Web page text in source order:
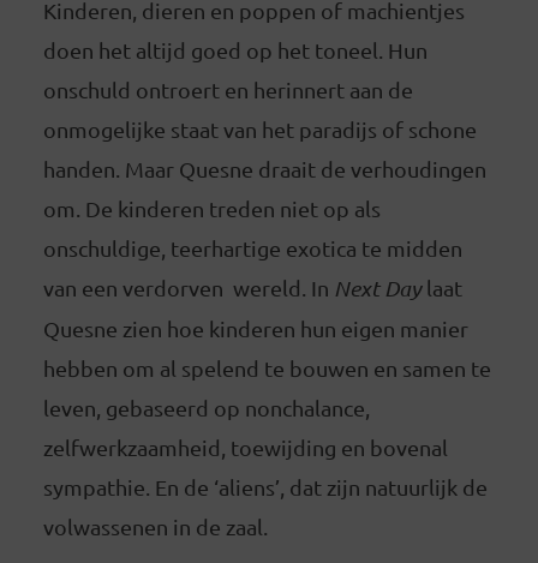
Kinderen, dieren en poppen of machientjes
doen het altijd goed op het toneel. Hun
onschuld ontroert en herinnert aan de
onmogelijke staat van het paradijs of schone
handen. Maar Quesne draait de verhoudingen
om. De kinderen treden niet op als
onschuldige, teerhartige exotica te midden
van een verdorven wereld. In Next Daylaat
Quesne zien hoe kinderen hun eigen manier
hebben om al spelend te bouwen en samen te
leven, gebaseerd op nonchalance,
zelfwerkzaamheid, toewijding en bovenal
sympathie. En de ‘aliens’, dat zijn natuurlijk de
volwassenen in de zaal.